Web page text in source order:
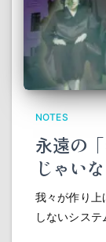
NOTES
永遠の
じゃい
我々が作り上
しないシステ